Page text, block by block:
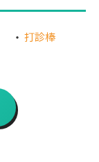
打診棒